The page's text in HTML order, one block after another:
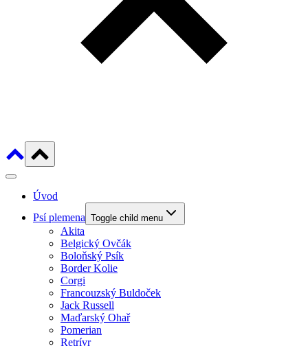
Úvod
Psí plemena Toggle child menu
Akita
Belgický Ovčák
Boloňský Psík
Border Kolie
Corgi
Francouzský Buldoček
Jack Russell
Maďarský Ohař
Pomerian
Retrívr